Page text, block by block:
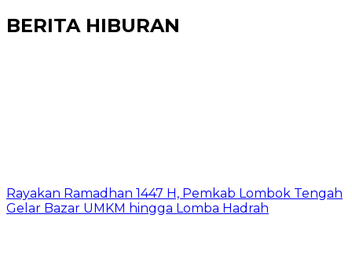
BERITA HIBURAN
Rayakan Ramadhan 1447 H, Pemkab Lombok Tengah
Gelar Bazar UMKM hingga Lomba Hadrah